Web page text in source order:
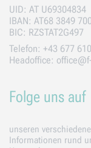
UID: AT U69304834
IBAN: AT68 3849
BIC: RZSTAT2G497
Telefon: +43 677
Headoffice:
Folge uns auf
unseren
Informationen rund